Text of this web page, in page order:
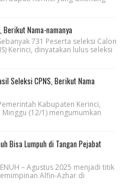
Berikut Nama-namanya
731 Peserta seleksi Calon
Kerinci, dinyatakan lulus seleksi
Seleksi CPNS, Berikut Nama
Kabupaten Kerinci,
Minggu (12/1) mengumumkan
Bisa Lumpuh di Tangan Pejabat
– Agustus 2025 menjadi titik
Alfin-Azhar di